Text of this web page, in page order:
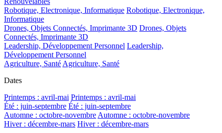
Robotique, Electronique, Informatique Robotique, Electronique,
Informatique
Drones, Objets Connectés, Imprimante 3D Drones, Objets
Connectés, Imprimante 3D
Leadership, Développement Personnel Leadership,
Développement Personnel
Agriculture, Santé Agriculture, Santé
Dates
Printemps : avril-mai Printemps : avril-mai
Été : juin-septembre Été : juin-septembre
Automne : octobre-novembre Automne : octobre-novembre
Hiver : décembre-mars Hiver : décembre-mars